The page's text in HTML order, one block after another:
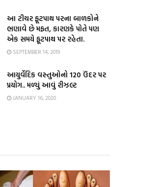
આ ટીચર ફૂટપાથ પરના બાળકોને
ભણાવે છે મફત, કારણકે પોતે પણ
એક સમયે ફૂટપાથ પર રહેતા.
SEPTEMBER 14, 2019
આયુર્વેદિક વસ્તુઓનો 120 ઉંદર પર
પ્રયોગ.. મળ્યું આવું રીઝલ્ટ
JANUARY 16, 2020